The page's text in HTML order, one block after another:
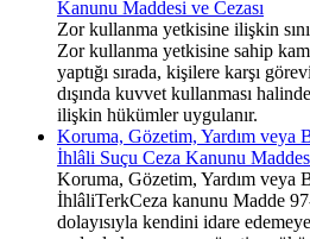
Kanunu Maddesi ve Cezası
Zor kullanma yetkisine ilişkin
Zor kullanma yetkisine sahip
yaptığı sırada, kişilere karşı
dışında kuvvet kullanması
ilişkin hükümler uygulanır.
Koruma, Gözetim, Yardım
İhlâli Suçu Ceza Kanunu
Koruma, Gözetim, Yardım
İhlâliTerkCeza kanunu Madde 97-
dolayısıyla kendini idare